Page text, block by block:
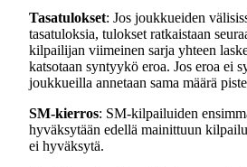
Tasatulokset: Jos joukkueiden
tasatuloksia, tulokset ratkaistaan
kilpailijan viimeinen sarja yhteen
katsotaan syntyykö eroa. Jos eroa ei
joukkueilla annetaan sama määrä
SM-kierros: SM-kilpailuiden
hyväksytään edellä mainittuun
ei hyväksytä.